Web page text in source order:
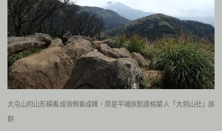
大屯山的山形橫看成嶺側看成峰，原是平埔族凱達格蘭人「大洞山社」族
群